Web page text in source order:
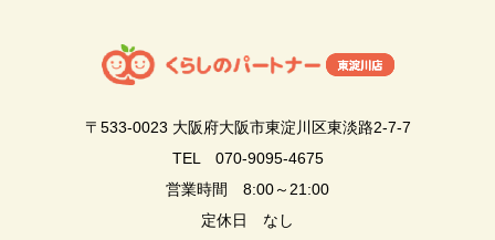
〒533-0023 大阪府大阪市東淀川区東淡路2-7-7
TEL 070-9095-4675
営業時間 8:00～21:00
定休日 なし